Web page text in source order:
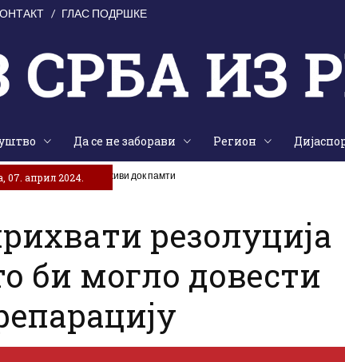
ГЛАС ПОДРШКЕ
Да се не заборави Регион
жртве „Олује“: Народ живи док памти
07. април 2024.
резолуција
би могло довести